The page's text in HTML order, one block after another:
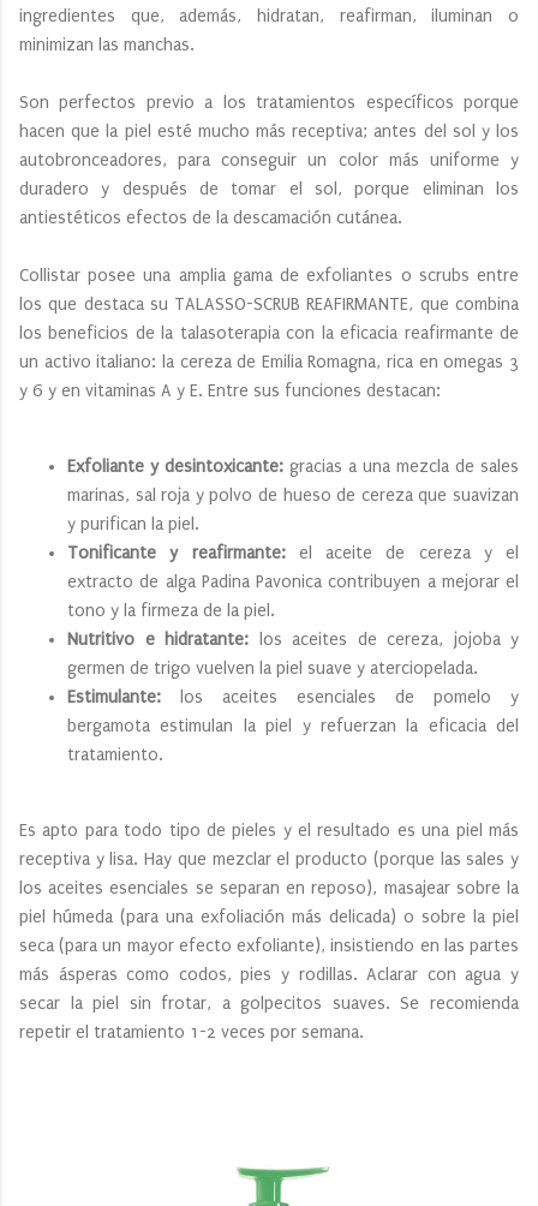
ingredientes que, además, hidratan, reafirman, iluminan o
minimizan las manchas.
Son perfectos previo a los tratamientos específicos porque
hacen que la piel esté mucho más receptiva; antes del sol y los
autobronceadores, para conseguir un color más uniforme y
duradero y después de tomar el sol, porque eliminan los
antiestéticos efectos de la descamación cutánea.
Collistar posee una amplia gama de exfoliantes o scrubs entre
los que destaca su TALASSO-SCRUB REAFIRMANTE, que combina
los beneficios de la talasoterapia con la eficacia reafirmante de
un activo italiano: la cereza de Emilia Romagna, rica en omegas 3
y 6 y en vitaminas A y E. Entre sus funciones destacan:
Exfoliante y desintoxicante: gracias a una mezcla de sales
marinas, sal roja y polvo de hueso de cereza que suavizan
y purifican la piel.
Tonificante y reafirmante:el aceite de cereza y el
extracto de alga Padina Pavonica contribuyen a mejorar el
tono y la firmeza de la piel.
Nutritivo e hidratante: los aceites de cereza, jojoba y
germen de trigo vuelven la piel suave y aterciopelada.
Estimulante: los aceites esenciales de pomelo y
bergamota estimulan la piel y refuerzan la eficacia del
tratamiento.
Es apto para todo tipo de pieles y el resultado es una piel más
receptiva y lisa. Hay que mezclar el producto (porque las sales y
los aceites esenciales se separan en reposo), masajear sobre la
piel húmeda (para una exfoliación más delicada) o sobre la piel
seca (para un mayor efecto exfoliante), insistiendo en las partes
más ásperas como codos, pies y rodillas. Aclarar con agua y
secar la piel sin frotar, a golpecitos suaves. Se recomienda
repetir el tratamiento 1-2 veces por semana.